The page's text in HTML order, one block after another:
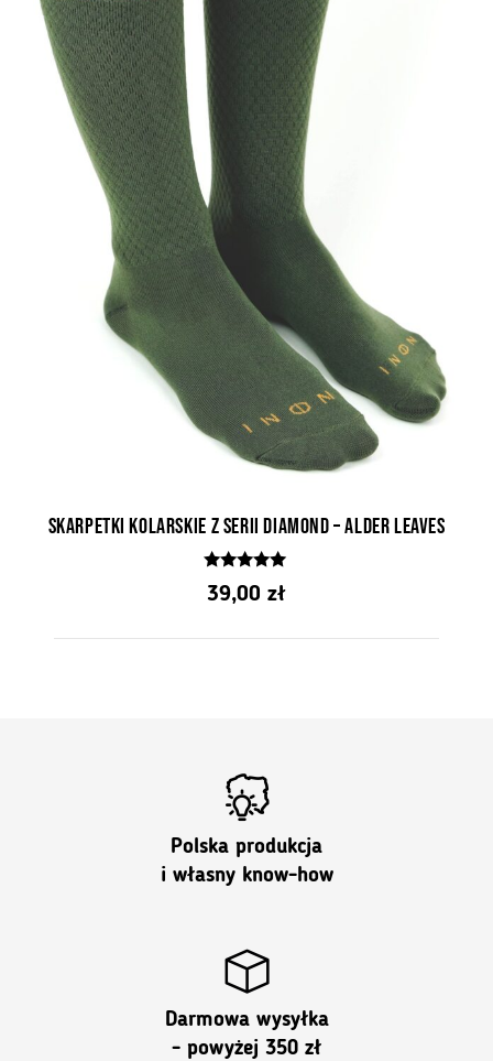
Skarpetki kolarskie z serii Diamond – Alder Leaves
5.00
z 5
39,00 zł
Polska produkcja
i własny know-how
Darmowa wysyłka
- powyżej 350 zł